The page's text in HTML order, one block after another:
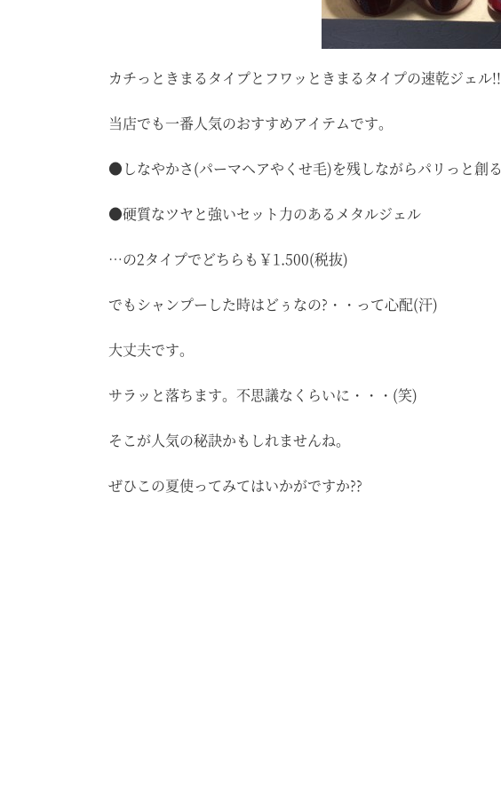
カチっときまるタイプとフワッときまるタイプの速乾ジェル!!
当店でも一番人気のおすすめアイテムです。
●しなやかさ(パーマヘアやくせ毛)を残しながらパリっと創る
●硬質なツヤと強いセット力のあるメタルジェル
…の2タイプでどちらも￥1.500(税抜)
でもシャンプーした時はどぅなの?・・って心配(汗)
大丈夫です。
サラッと落ちます。不思議なくらいに・・・(笑)
そこが人気の秘訣かもしれませんね。
ぜひこの夏使ってみてはいかがですか??